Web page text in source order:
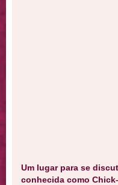
Um lugar para se
conhecida como